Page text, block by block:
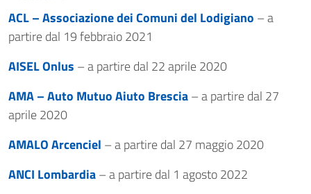
ACL – Associazione dei Comuni del Lodigiano – a
partire dal 19 febbraio 2021
AISEL Onlus – a partire dal 22 aprile 2020
AMA – Auto Mutuo Aiuto Brescia– a partire dal 27
aprile 2020
AMALO Arcenciel – a partire dal 27 maggio 2020
ANCI Lombardia– a partire dal 1 agosto 2022